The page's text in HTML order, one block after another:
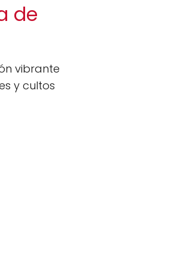
de
vibrante
y cultos